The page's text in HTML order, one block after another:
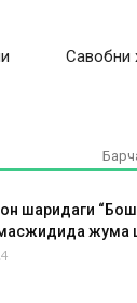
Савобни
шаҳридаги
жума